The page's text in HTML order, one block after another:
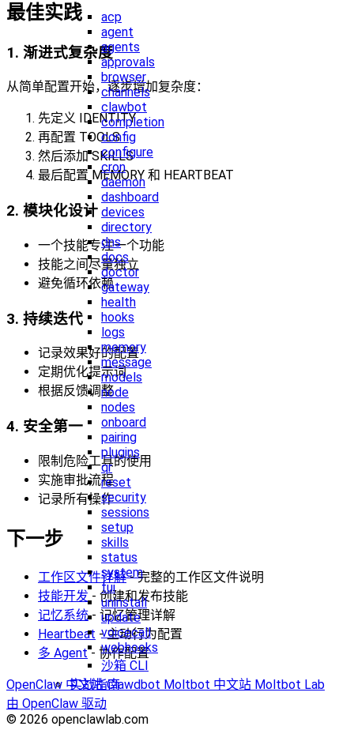
acp
agent
agents
approvals
browser
channels
clawbot
completion
config
configure
cron
daemon
dashboard
devices
directory
dns
docs
doctor
gateway
health
hooks
logs
memory
message
models
node
nodes
onboard
pairing
plugins
qr
reset
security
sessions
setup
skills
status
system
tui
uninstall
update
voicecall
webhooks
沙箱 CLI
实战指南
最佳实践
1. 渐进式复杂度
从简单配置开始，逐步增加复杂度：
先定义 IDENTITY
再配置 TOOLS
然后添加 SKILLS
最后配置 MEMORY 和 HEARTBEAT
2. 模块化设计
一个技能专注一个功能
技能之间尽量独立
避免循环依赖
3. 持续迭代
记录效果好的配置
定期优化提示词
根据反馈调整
4. 安全第一
限制危险工具的使用
实施审批流程
记录所有操作
下一步
工作区文件详解- 完整的工作区文件说明
技能开发 - 创建和发布技能
记忆系统- 记忆管理详解
Heartbeat - 主动行为配置
多 Agent- 协作配置
OpenClaw 中文站Clawdbot Moltbot 中文站 Moltbot Lab
由 OpenClaw 驱动
© 2026 openclawlab.com